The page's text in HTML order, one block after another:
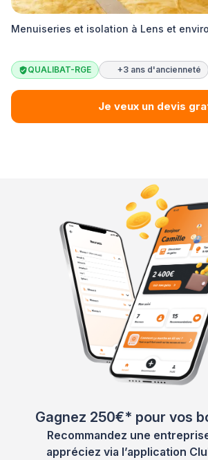
Menuiseries et isolation à Lens et
QUALIBAT-RGE +3 ans d'ancienneté
Je veux un devis
Gagnez 250€* pour vos
Recommandez une
appréciez via l’application